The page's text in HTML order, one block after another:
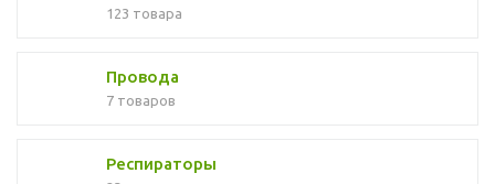
123 товара
Провода
7 товаров
Респираторы